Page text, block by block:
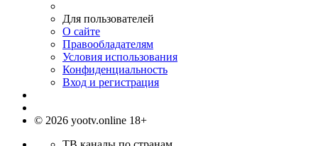
Для пользователей
О сайте
Правообладателям
Условия использования
Конфиденциальность
Вход и регистрация
© 2026 yootv.online 18+